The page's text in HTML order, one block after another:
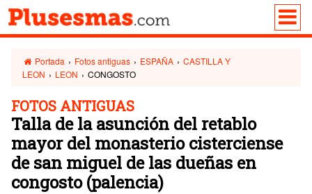
Portada › Fotos antiguas › ESPAÑA › CASTILLA Y
LEON › LEON › CONGOSTO
FOTOS ANTIGUAS
Talla de la asunción del retablo
mayor del monasterio cisterciense
de san miguel de las dueñas en
congosto (palencia)